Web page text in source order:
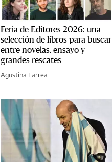
Feria de Editores 2026: una
selección de libros para buscar
entre novelas, ensayo y
grandes rescates
Agustina Larrea